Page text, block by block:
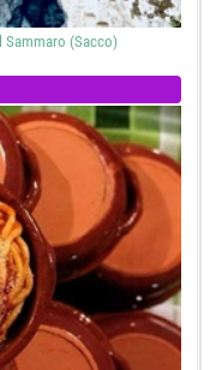
Sammaro (Sacco)